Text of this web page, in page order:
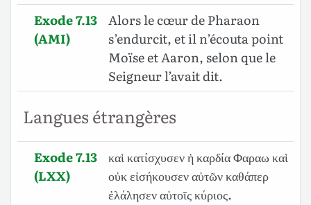
Exode 7.13
(AMI)
Alors le cœur de Pharaon
s’endurcit, et il n’écouta point
Moïse et Aaron, selon que le
Seigneur l’avait dit.
Langues étrangères
Exode 7.13
(LXX)
καὶ κατίσχυσεν ἡ καρδία Φαραω καὶ
οὐκ εἰσήκουσεν αὐτῶν καθάπερ
ἐλάλησεν αὐτοῖς κύριος.